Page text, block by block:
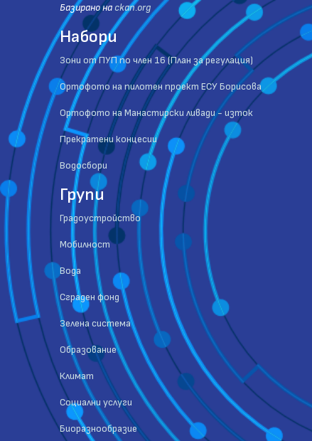
Базиранo на ckan.org
Набори
Зони от ПУП по член 16 (План за регулация)
Ортофото на пилотен проект ЕСУ Борисова
Ортофото на Манастирски ливади - изток
Прекратени концесии
Водосбори
Групи
Градоустройство
Мобилност
Вода
Сграден фонд
Зелена система
Образование
Климат
Социални услуги
Биоразнообразие